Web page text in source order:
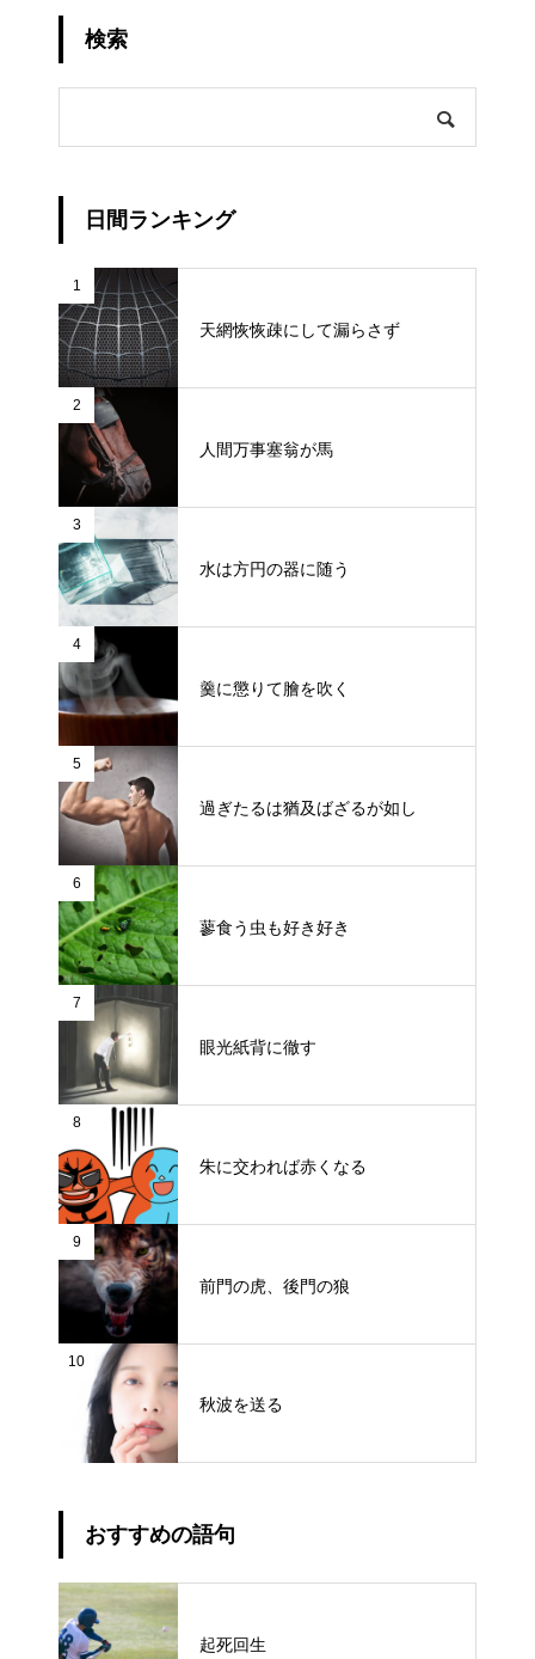
検索
日間ランキング
1
天網恢恢疎にして漏らさず
2
人間万事塞翁が馬
3
水は方円の器に随う
4
羹に懲りて膾を吹く
5
過ぎたるは猶及ばざるが如し
6
蓼食う虫も好き好き
7
眼光紙背に徹す
8
朱に交われば赤くなる
9
前門の虎、後門の狼
10
秋波を送る
おすすめの語句
起死回生